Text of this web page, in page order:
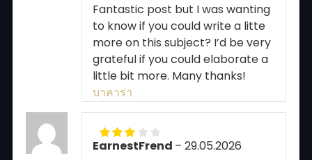
of 5
Fantastic post but I was wanting
to know if you could write a litte
more on this subject? I’d be very
grateful if you could elaborate a
little bit more. Many thanks!
บาคาร่า
Rated3
EarnestFrend – 29.05.2026